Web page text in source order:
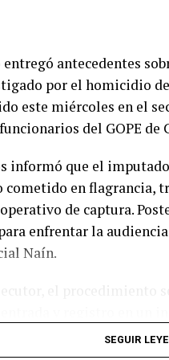
emitidas se
pesada para
viviendas o
recomendó a la
de doble
a las personas más
antecedentes
por el homicidio
este miércoles en el
del GOPE de
informó que el
en flagrancia,
de captura.
enfrentar la
Naín.
Cancino Tapia. Al
un revólver y efectuando
SEGUIR